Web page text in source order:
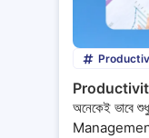
অনেকেই ভাবে